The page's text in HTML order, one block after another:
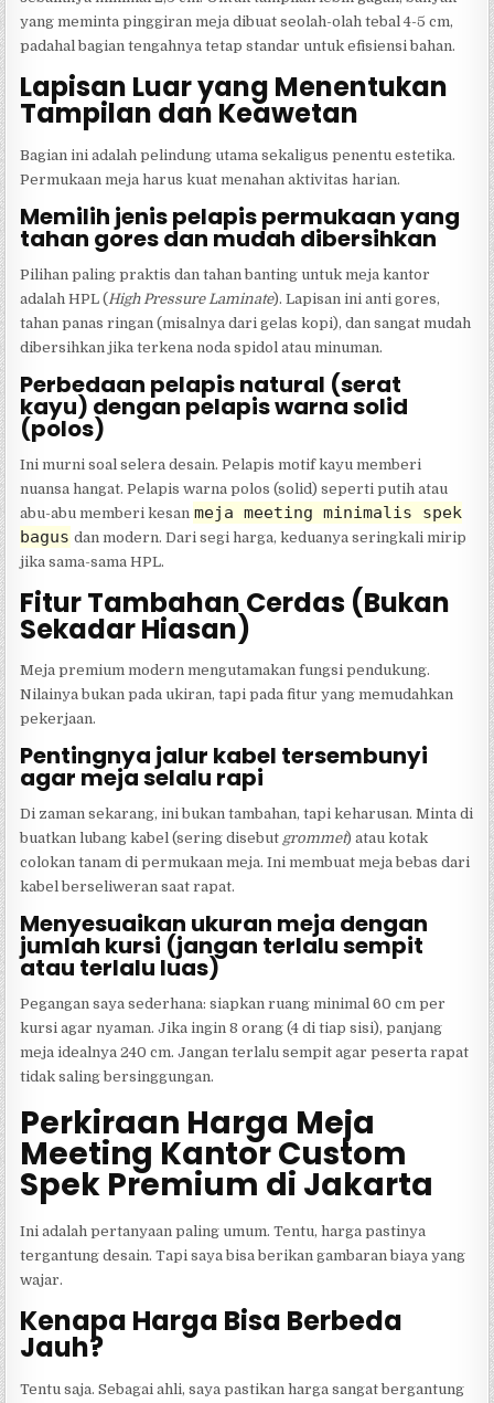
yang meminta pinggiran meja dibuat seolah-olah tebal 4-5 cm,
padahal bagian tengahnya tetap standar untuk efisiensi bahan.
Lapisan Luar yang Menentukan
Tampilan dan Keawetan
Bagian ini adalah pelindung utama sekaligus penentu estetika.
Permukaan meja harus kuat menahan aktivitas harian.
Memilih jenis pelapis permukaan yang
tahan gores dan mudah dibersihkan
Pilihan paling praktis dan tahan banting untuk meja kantor
adalah HPL (High Pressure Laminate). Lapisan ini anti gores,
tahan panas ringan (misalnya dari gelas kopi), dan sangat mudah
dibersihkan jika terkena noda spidol atau minuman.
Perbedaan pelapis natural (serat
kayu) dengan pelapis warna solid
(polos)
Ini murni soal selera desain. Pelapis motif kayu memberi
nuansa hangat. Pelapis warna polos (solid) seperti putih atau
abu-abu memberi kesan meja meeting minimalis spek
bagus dan modern. Dari segi harga, keduanya seringkali mirip
jika sama-sama HPL.
Fitur Tambahan Cerdas (Bukan
Sekadar Hiasan)
Meja premium modern mengutamakan fungsi pendukung.
Nilainya bukan pada ukiran, tapi pada fitur yang memudahkan
pekerjaan.
Pentingnya jalur kabel tersembunyi
agar meja selalu rapi
Di zaman sekarang, ini bukan tambahan, tapi keharusan. Minta di
buatkan lubang kabel (sering disebut grommet) atau kotak
colokan tanam di permukaan meja. Ini membuat meja bebas dari
kabel berseliweran saat rapat.
Menyesuaikan ukuran meja dengan
jumlah kursi (jangan terlalu sempit
atau terlalu luas)
Pegangan saya sederhana: siapkan ruang minimal 60 cm per
kursi agar nyaman. Jika ingin 8 orang (4 di tiap sisi), panjang
meja idealnya 240 cm. Jangan terlalu sempit agar peserta rapat
tidak saling bersinggungan.
Perkiraan Harga Meja
Meeting Kantor Custom
Spek Premium di Jakarta
Ini adalah pertanyaan paling umum. Tentu, harga pastinya
tergantung desain. Tapi saya bisa berikan gambaran biaya yang
wajar.
Kenapa Harga Bisa Berbeda
Jauh?
Tentu saja. Sebagai ahli, saya pastikan harga sangat bergantung